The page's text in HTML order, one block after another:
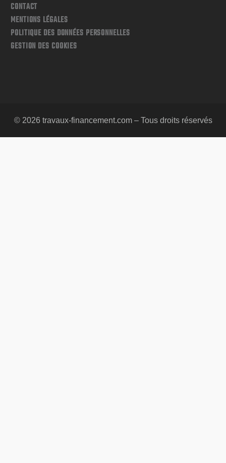
CONTACT
MENTIONS LÉGALES
POLITIQUE DES DONNÉES PERSONNELLES
GESTION DES COOKIES
© 2026 travaux-financement.com – Tous droits réservés